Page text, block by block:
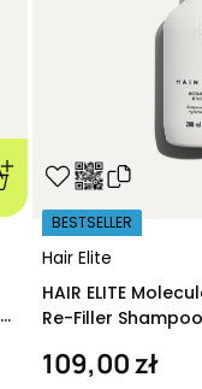
Hair Elite
BESTSELLER
HAIR ELITE
Re-Filler
109,00 zł